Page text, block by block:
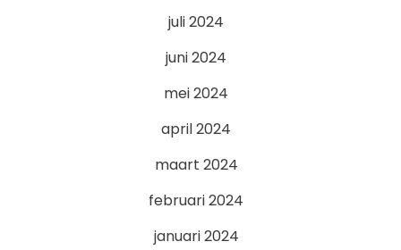
juli 2024
juni 2024
mei 2024
april 2024
maart 2024
februari 2024
januari 2024